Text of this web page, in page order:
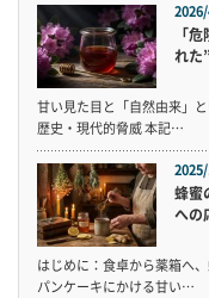
「
れた
甘い見た目と「自然由来」
歴史・現代的脅威 本記…
蜂蜜
への
はじめに：食卓から薬箱へ
パンケーキにかける甘い…